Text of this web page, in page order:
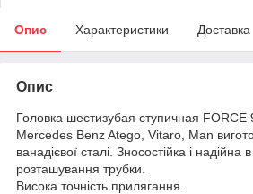
Опис Характеристики Доставка
Опис
Головка шестизубая ступичная
Mercedes Benz Atego, Vitaro, Man
ванадієвої сталі. Зносостійка і надійна
розташування трубки.
Висока точність прилягання.